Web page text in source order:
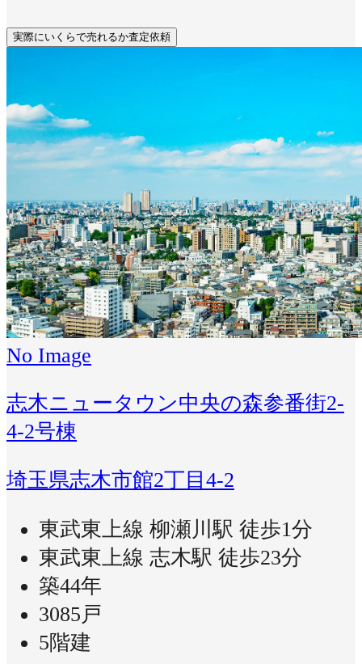
実際にいくらで売れるか査定依頼
No Image
志木ニュータウン中央の森参番街2-
4-2号棟
埼玉県志木市館2丁目4-2
東武東上線 柳瀬川駅 徒歩1分
東武東上線 志木駅 徒歩23分
築44年
3085戸
5階建